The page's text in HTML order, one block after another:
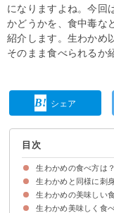
になりますよね。今回
かどうかを、食中毒な
紹介します。生わかめ
そのまま食べられるか
シェア
目次
生わかめの食べ方は
湯通しされてない
生わかめの下処理
生わかめと同様に刺
生わかめと刺身用
塩蔵わかめも下処
生わかめの美味しい
①お刺身生わかめと
②生わかめの味噌汁
③生わかめと新玉ね
④生わかめごはん
⑤生わかめと新玉ね
生わかめ美味しく食